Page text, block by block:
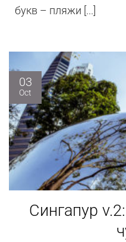
букв – пляжи [...]
Сингапур
03
Oct